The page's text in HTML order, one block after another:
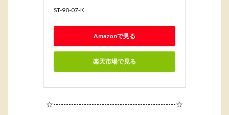
ST-90-07-K
Amazonで見る
楽天市場で見る
☆------------------------------------------------☆